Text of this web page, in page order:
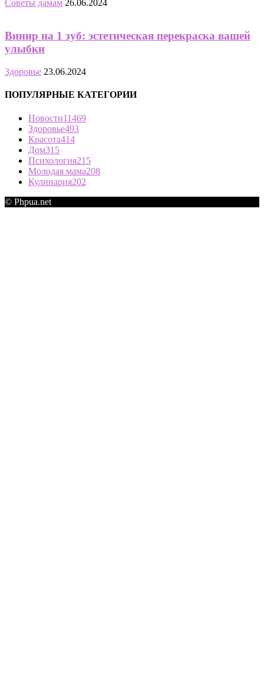
Советы дамам 26.06.2024
Винир на 1 зуб: эстетическая перекраска вашей
улыбки
Здоровье 23.06.2024
ПОПУЛЯРНЫЕ КАТЕГОРИИ
Новости11469
Здоровье493
Красота414
Дом315
Психология215
Молодая мама208
Кулинария202
© Phpua.net